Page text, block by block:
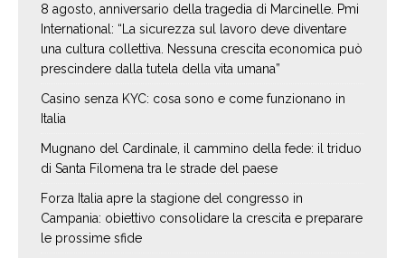
8 agosto, anniversario della tragedia di Marcinelle. Pmi
International: “La sicurezza sul lavoro deve diventare
una cultura collettiva. Nessuna crescita economica può
prescindere dalla tutela della vita umana”
Casino senza KYC: cosa sono e come funzionano in
Italia
Mugnano del Cardinale, il cammino della fede: il triduo
di Santa Filomena tra le strade del paese
Forza Italia apre la stagione del congresso in
Campania: obiettivo consolidare la crescita e preparare
le prossime sfide